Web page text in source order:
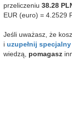
przeliczeniu 38.28
EUR (euro) = 4.2529
Jeśli uważasz, że
i uzupełnij
wiedzą, pomagasz